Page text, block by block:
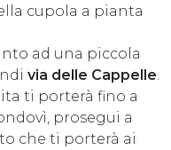
cupola a pianta
ad una piccola
via delle Cappelle.
ti porterà fino a
prosegui a
che ti porterà ai